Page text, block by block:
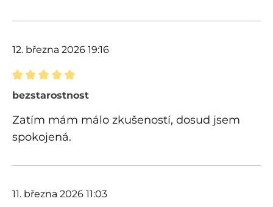
12. března 2026 19:16
Recenze s hodnocením 5 z 5 hvězd
bezstarostnost
Zatím mám málo zkušeností, dosud jsem
spokojená.
11. března 2026 11:03